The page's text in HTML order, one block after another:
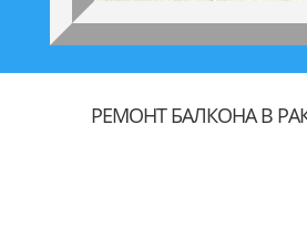
РЕМОНТ БАЛКОНА В